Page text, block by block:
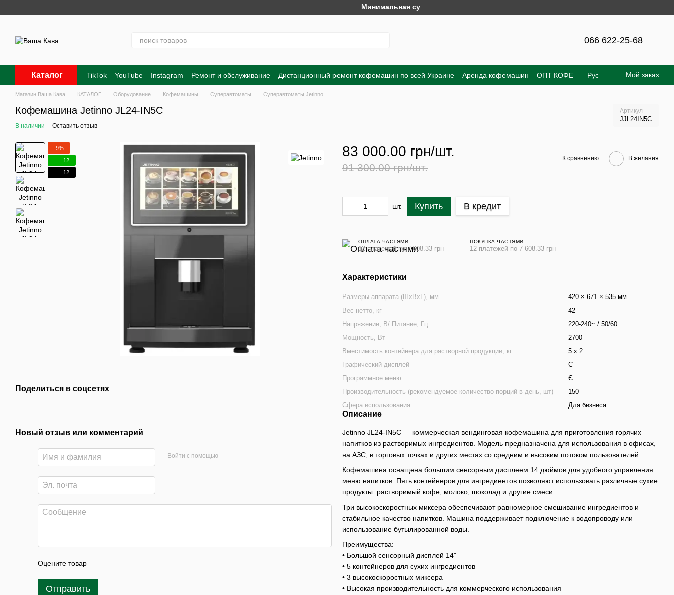
Минимальная сумма заказа на сайте – 300 грн!
066 622-25-68
Каталог TikTok YouTube Instagram Ремонт и обслуживание Дистанционный ремонт кофемашин по всей Украине Аренда кофемашин
ОПТ КОФЕ
Контакты
О нас Оплата и доставка Обмен и возврат Договор публичной оферты Пользовательское соглашение Отзывы о магазине
Рус Мой заказ
Магазин Ваша Кава КАТАЛОГ Оборудование Кофемашины Суперавтоматы Суперавтоматы Jetinno
Кофемашина Jetinno JL24-IN5C Артикул
JJL24IN5C
В наличии Оставить отзыв
−9%
12
12
Поделиться в соцсетях
Новый отзыв или комментарий
Войти с помощью
Оцените товар
Отправить
83 000.00 грн/шт.
91 300.00 грн/шт.
К сравнению В желания
шт. Купить В кредит
ОПЛАТА ЧАСТЯМИ
12 платежей по 7 608.33 грн
ПОКУПКА ЧАСТЯМИ
12 платежей по 7 608.33 грн
Характеристики
Размеры аппарата (ШхВхГ), мм
420 × 671 × 535 мм
Вес нетто, кг
42
Напряжение, В/ Питание, Гц
220-240~ / 50/60
Мощность, Вт
2700
Вместимость контейнера для растворной продукции, кг
5 х 2
Графический дисплей
Є
Программное меню
Є
Производительность (рекомендуемое количество порций в день, шт)
150
Сфера использования
Для бизнеса
Описание
Jetinno JL24-IN5C — коммерческая вендинговая кофемашина для приготовления горячих
напитков из растворимых ингредиентов. Модель предназначена для использования в офисах,
на АЗС, в торговых точках и других местах со средним и высоким потоком пользователей.
Кофемашина оснащена большим сенсорным дисплеем 14 дюймов для удобного управления
меню напитков. Пять контейнеров для ингредиентов позволяют использовать различные сухие
продукты: растворимый кофе, молоко, шоколад и другие смеси.
Три высокоскоростных миксера обеспечивают равномерное смешивание ингредиентов и
стабильное качество напитков. Машина поддерживает подключение к водопроводу или
использование бутылированной воды.
Преимущества:
• Большой сенсорный дисплей 14"
• 5 контейнеров для сухих ингредиентов
• 3 высокоскоростных миксера
• Высокая производительность для коммерческого использования